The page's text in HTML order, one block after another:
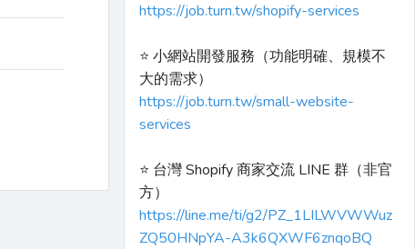
https://job.turn.tw/shopify-services
⭐️ 小網站開發服務（功能明確、規模不
大的需求）
https://job.turn.tw/small-website-
services
⭐️ 台灣 Shopify 商家交流 LINE 群（非官
方）
https://line.me/ti/g2/PZ_1LILWVWWuz
ZQ50HNpYA-A3k6QXWF6znqoBQ